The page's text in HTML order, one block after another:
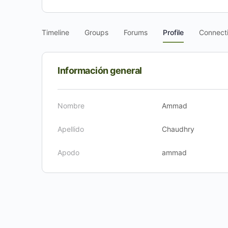
Timeline Groups Forums Profile
Información general
Nombre Ammad
Apellido Chaudhry
Apodo ammad